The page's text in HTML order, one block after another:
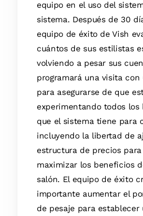
equipo en el uso del
sistema. Después de 30
equipo de éxito de Vish
cuántos de sus estilistas
volviendo a pesar sus
programará una visita con
para asegurarse de que
experimentando todos los
que el sistema tiene para
incluyendo la libertad de
estructura de precios para
maximizar los beneficios
salón. El equipo de éxito
importante aumentar el
de pesaje para establecer